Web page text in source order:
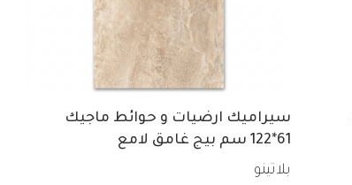
سيراميك ارضيات و حوائط ماجيك
61*122 سم بيج غامق لامع
بلاتينو